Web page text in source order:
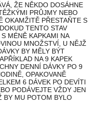
ŽE NĚKDO DOSÁHNE
PRŮJMY NEBO
OKAMŽITĚ PŘESTAŇTE S
TENTO STAV
MÉNĚ KAPKAMI NA
MNOŽSTVÍ, U NĚJŽ
BY MĚLY BÝT
NA 9 KAPEK
DENNÍ DÁVKY PO 9
OPAKOVANĚ
6 DÁVEK PO DEVÍTI
PODÁVEJTE VŽDY JEN
BY MU POTOM BYLO